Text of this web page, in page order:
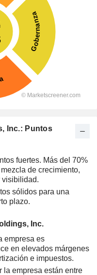
Inc.: Puntos
fuertes. Más del 70%
de crecimiento,
visibilidad.
sólidos para una
plazo.
Inc.
empresa es
en elevados márgenes
e impuestos.
la empresa están entre